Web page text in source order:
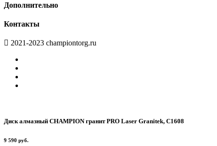
Дополнительно
Контакты
2021-2023 championtorg.ru
Диск алмазный CHAMPION гранит PRO Laser Granitek, С1608
9 590 руб.